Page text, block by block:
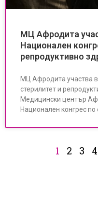
МЦ Афродита
Национален
репродуктивно
МЦ Афродита участва в
стерилитет и
Медицински център
Национален конгрес по
1 2 3 4